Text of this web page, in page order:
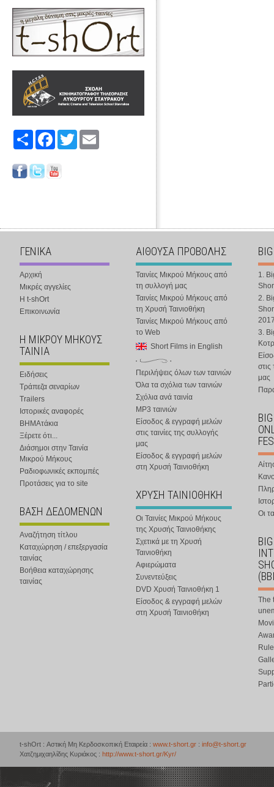
Share FacebookTwitter
ΓΕΝΙΚΑ
Αρχική
Μικρές αγγελίες
Η t-shOrt
Επικοινωνία
Η ΜΙΚΡΟΥ ΜΗΚΟΥΣ
ΤΑΙΝΙΑ
Ειδήσεις
Τράπεζα σεναρίων
Trailers
Ιστορικές αναφορές
ΒΗΜΑτάκια
Ξέρετε ότι...
Διάσημοι στην Ταινία
Μικρού Μήκους
Ραδιοφωνικές εκπομπές
Προτάσεις για το site
ΒΑΣΗ ΔΕΔΟΜΕΝΩΝ
Αναζήτηση τίτλου
Καταχώρηση / επεξεργασία
ταινίας
Βοήθεια καταχώρησης
ταινίας
ΑΙΘΟΥΣΑ ΠΡΟΒΟΛΗΣ
Ταινίες Μικρού Μήκους από
τη συλλογή μας
Ταινίες Μικρού Μήκους από
τη Χρυσή Ταινιοθήκη
Ταινίες Μικρού Μήκους από
το Web
Short Films in English
Περιλήψεις όλων των ταινιών
Όλα τα σχόλια των ταινιών
Σχόλια ανά ταινία
MP3 ταινιών
Είσοδος & εγγραφή μελών
στις ταινίες της συλλογής
μας
Είσοδος & εγγραφή μελών
στη Χρυσή Ταινιοθήκη
ΧΡΥΣΗ ΤΑΙΝΙΟΘΗΚΗ
Οι Ταινίες Μικρού Μήκους
της Χρυσής Ταινιοθήκης
Σχετικά με τη Χρυσή
Ταινιοθήκη
Αφιερώματα
Συνεντεύξεις
DVD Χρυσή Ταινιοθήκη 1
Είσοδος & εγγραφή μελών
στη Χρυσή Ταινιοθήκη
1.
2.
3.
στις
μας
Οι
The
t-shOrt : Αστική Μη Κερδοσκοπική Εταιρεία : www.t-short.gr : info@t-short.gr
Χατζημιχαηλίδης Κυριάκος : http://www.t-short.gr/Kyr/